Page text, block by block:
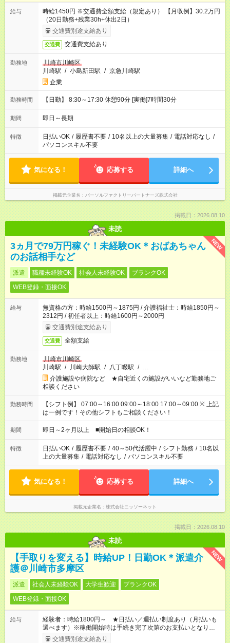
給与
時給1450円 ※交通費全額支給（規定あり） 【月収例】30.2万円
（20日勤務+残業30h+休出2日）
交通費別途支給あり
交通費 交通費支給あり
勤務地
川崎市川崎区
川崎駅 / 小島新田駅 / 京急川崎駅
企業
勤務時間 【日勤】 8:30～17:30 休憩90分 [実働]7時間30分
期間 即日～長期
特徴 日払いOK / 履歴書不要 / 10名以上の大量募集 / 電話対応なし /
パソコンスキル不要
気になる！ 応募する 詳細へ
掲載元企業名 パーソルファクトリーパートナーズ株式会社
掲載日：2026.08.10
未読
NEW
3ヵ月で79万円稼ぐ！未経験OK＊おばあちゃん
のお話相手など
派遣 職種未経験OK 社会人未経験OK
ブランクOK
WEB登録・面接OK
給与
無資格の方：時給1500円～1875円 / 介護福祉士：時給1850円～
2312円 / 初任者以上：時給1600円～2000円
交通費別途支給あり
交通費 全額支給
勤務地
川崎市川崎区
川崎駅 / 川崎大師駅 / 八丁畷駅 / …
介護施設や病院など ★自宅近くの施設がいいなど勤務地ご
相談ください
勤務時間
【シフト例】 07:00～16:00 09:00～18:00 17:00～09:00 ※ 上記
は一例です！その他シフトもご相談ください！
期間 即日～2ヶ月以上 ■開始日の相談OK！
特徴 日払いOK / 履歴書不要 / 40～50代活躍中 / シフト勤務 / 10名以
上の大量募集 / 電話対応なし / パソコンスキル不要
気になる！ 応募する 詳細へ
掲載元企業名 株式会社ニッソーネット
掲載日：2026.08.10
未読
NEW
【手取りを変える】時給UP！日勤OK＊派遣介
護＠川崎市多摩区
派遣 社会人未経験OK 大学生歓迎
ブランクOK
WEB登録・面接OK
給与
経験者：時給1800円～ ★日払い／週払い制度あり（月払いも
選べます）※稼働開始時は手続き完了次第のお支払いとなりま
す。交通費別途支給あり